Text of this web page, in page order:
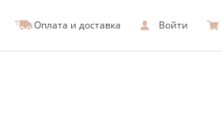
Оплата и доставка Войти